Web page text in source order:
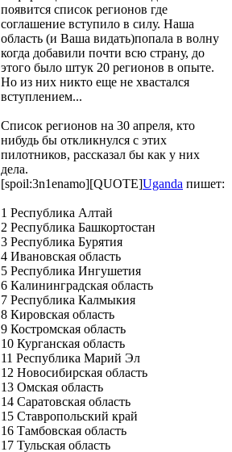
появится список регионов где
соглашение вступило в силу. Наша
область (и Ваша видать)попала в волну
когда добавили почти всю страну, до
этого было штук 20 регионов в опыте.
Но из них никто еще не хвастался
вступлением...
Список регионов на 30 апреля, кто
нибудь бы откликнулся с этих
пилотников, рассказал бы как у них
дела.
[spoil:3n1enamo][QUOTE]Uganda пишет:
1 Республика Алтай
2 Республика Башкортостан
3 Республика Бурятия
4 Ивановская область
5 Республика Ингушетия
6 Калининградская область
7 Республика Калмыкия
8 Кировская область
9 Костромская область
10 Курганская область
11 Республика Марий Эл
12 Новосибирская область
13 Омская область
14 Саратовская область
15 Ставропольский край
16 Тамбовская область
17 Тульская область